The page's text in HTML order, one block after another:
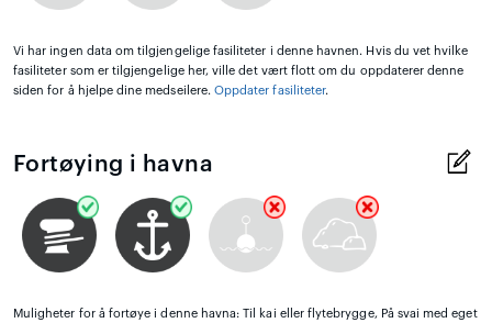
Vi har ingen data om tilgjengelige fasiliteter i denne havnen. Hvis du vet hvilke
fasiliteter som er tilgjengelige her, ville det vært flott om du oppdaterer denne
siden for å hjelpe dine medseilere. Oppdater fasiliteter.
Fortøying i havna
Muligheter for å fortøye i denne havna: Til kai eller flytebrygge, På svai med eget